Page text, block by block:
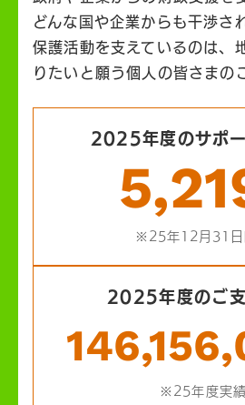
どんな国や企業からも干渉さ
保護活動を支えているのは、
りたいと願う個人の皆さまの
2025年度のサポ
※25年12月31日
2025年度のご
※25年度実績